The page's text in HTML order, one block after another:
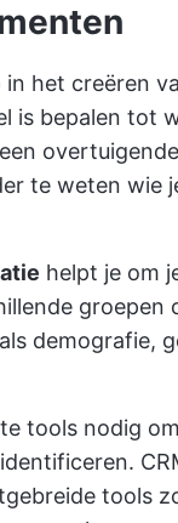
in het creëren
is bepalen tot
te weten wie
helpt je om
groepen
demografie,
tools nodig
tools